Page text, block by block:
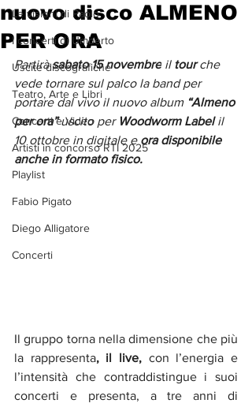
Le visioni di Paolo
I concerti di Umberto
Uscite discografiche
Teatro, Arte e Libri
Concerti e Video
Artisti in concorso RTI 2025
Playlist
Fabio Pigato
Diego Alligatore
Concerti
nuovo disco ALMENO
PER ORA
Partirà sabato 15 novembre il tour che
vede tornare sul palco la band per
portare dal vivo il nuovo album “Almeno
per ora” uscito per Woodworm Label il
10 ottobre in digitale e ora disponibile
anche in formato fisico.
Il gruppo torna nella dimensione che più
la rappresenta, il live, con l’energia e
l’intensità che contraddistingue i suoi
concerti e presenta, a tre anni di